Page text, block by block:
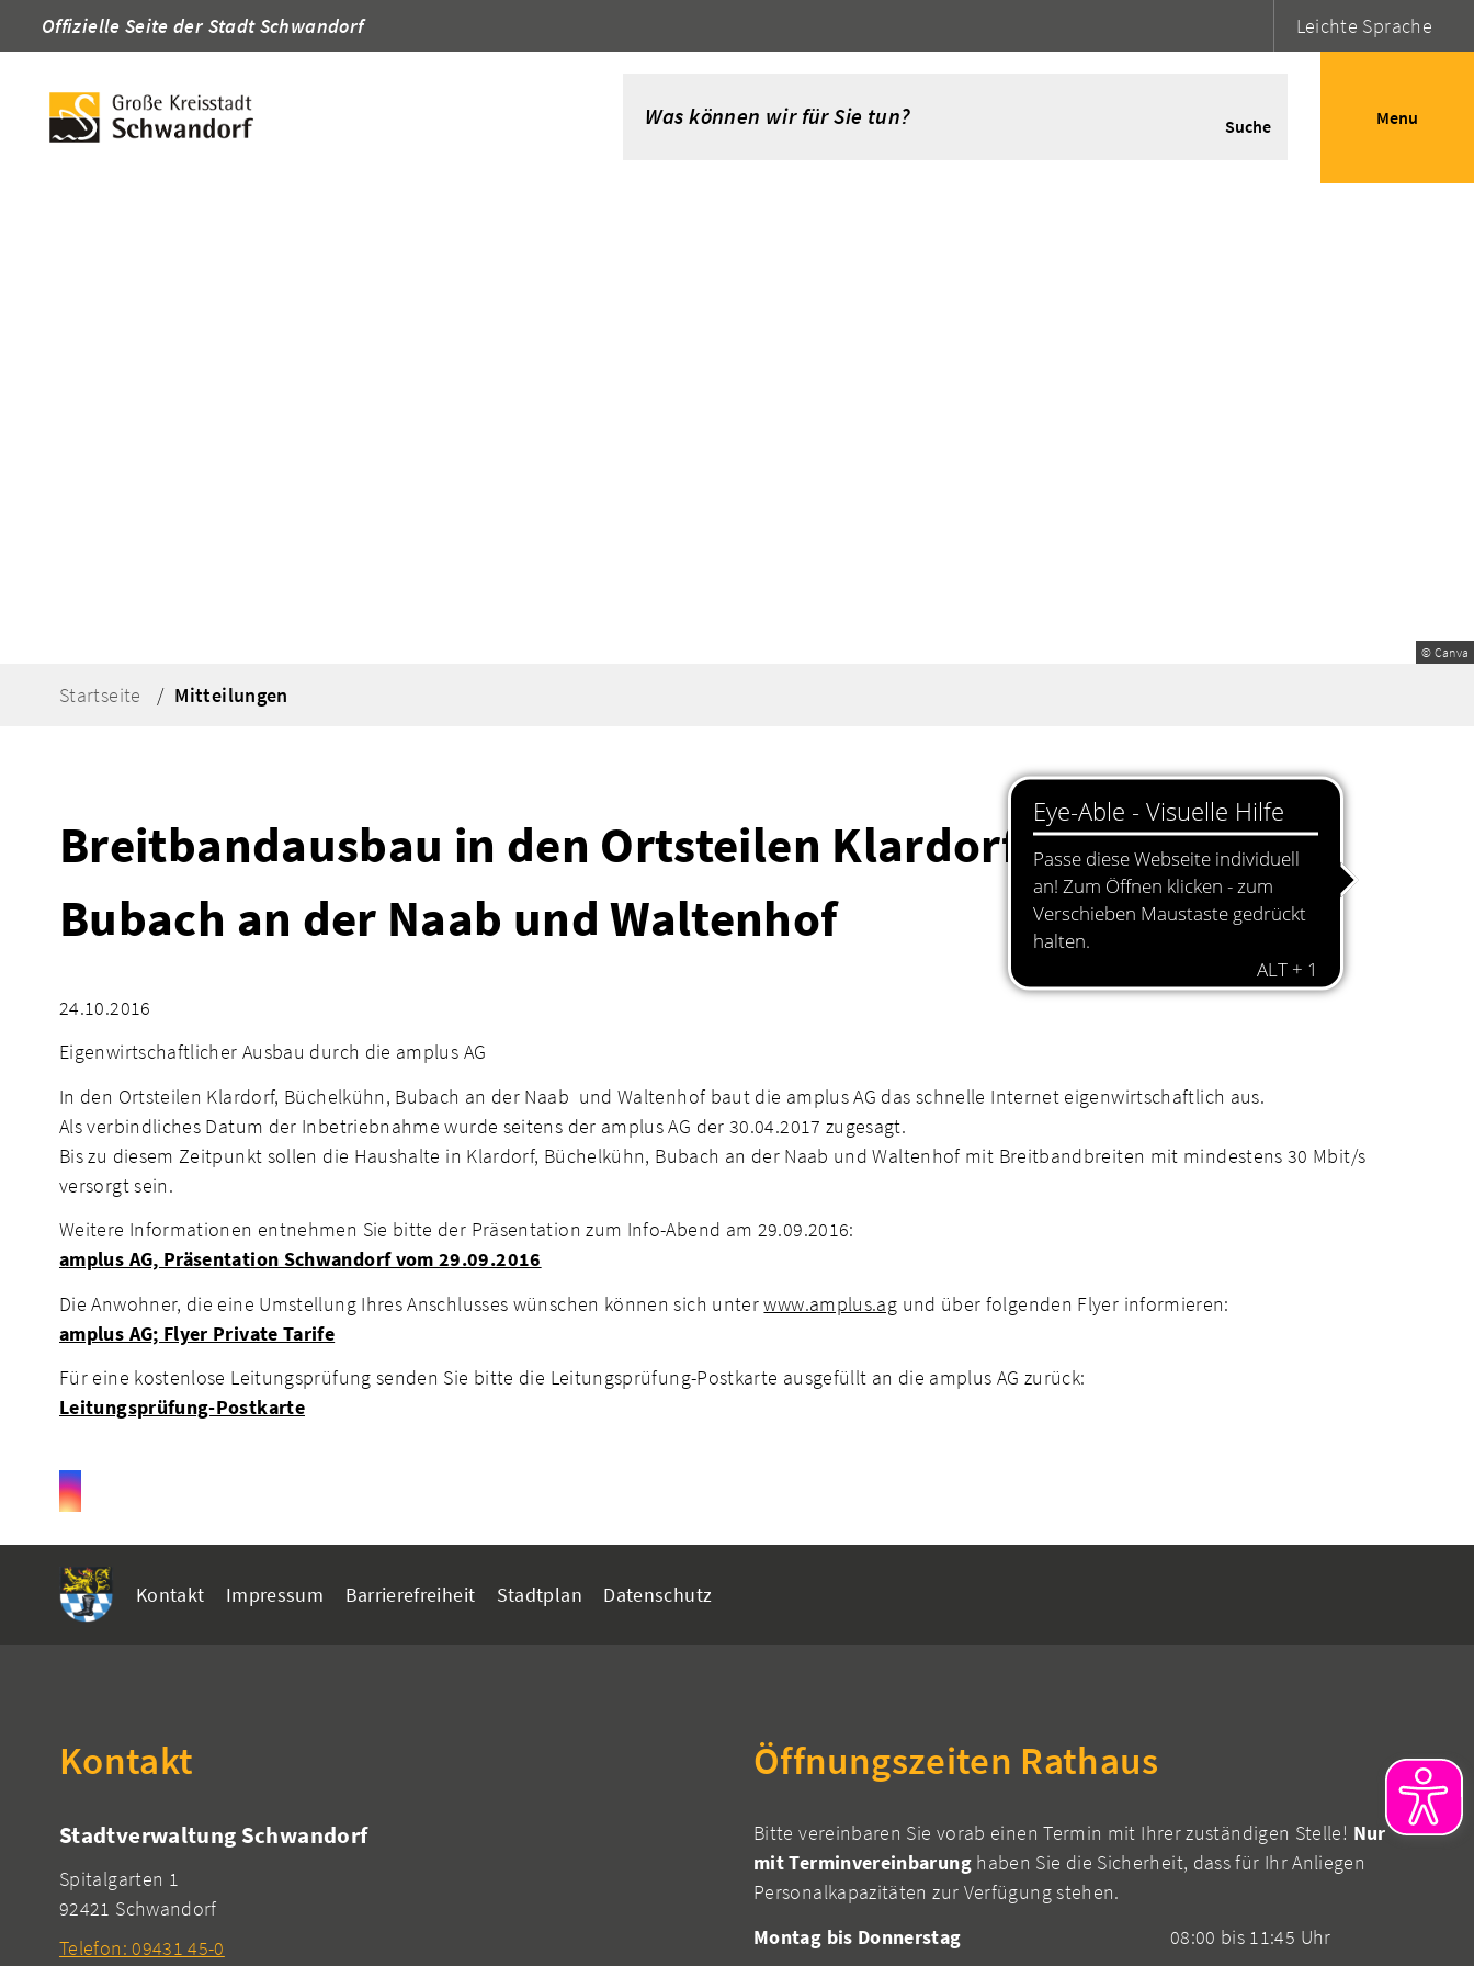
Offizielle Seite der Stadt Schwandorf Leichte Sprache
Suche Menu
© Canva
Startseite Mitteilungen
Breitbandausbau in den Ortsteilen Klardorf, Büchelkühn,
Bubach an der Naab und Waltenhof
24.10.2016
Eigenwirtschaftlicher Ausbau durch die amplus AG
In den Ortsteilen Klardorf, Büchelkühn, Bubach an der Naab und Waltenhof baut die amplus AG das schnelle Internet eigenwirtschaftlich aus.
Als verbindliches Datum der Inbetriebnahme wurde seitens der amplus AG der 30.04.2017 zugesagt.
Bis zu diesem Zeitpunkt sollen die Haushalte in Klardorf, Büchelkühn, Bubach an der Naab und Waltenhof mit Breitbandbreiten mit mindestens 30 Mbit/s
versorgt sein.
Weitere Informationen entnehmen Sie bitte der Präsentation zum Info-Abend am 29.09.2016:
amplus AG, Präsentation Schwandorf vom 29.09.2016
Die Anwohner, die eine Umstellung Ihres Anschlusses wünschen können sich unterwww.amplus.ag und über folgenden Flyer informieren:
amplus AG; Flyer Private Tarife
Für eine kostenlose Leitungsprüfung senden Sie bitte die Leitungsprüfung-Postkarte ausgefüllt an die amplus AG zurück:
Leitungsprüfung-Postkarte
Kontakt Impressum Barrierefreiheit Stadtplan Datenschutz
Kontakt
Stadtverwaltung Schwandorf
Spitalgarten 1
92421 Schwandorf
Telefon: 09431 45-0
Öffnungszeiten Rathaus
Bitte vereinbaren Sie vorab einen Termin mit Ihrer zuständigen Stelle! Nur
mit Terminvereinbarunghaben Sie die Sicherheit, dass für Ihr Anliegen
Personalkapazitäten zur Verfügung stehen.
Montag bis Donnerstag
08:00 bis 11:45 Uhr